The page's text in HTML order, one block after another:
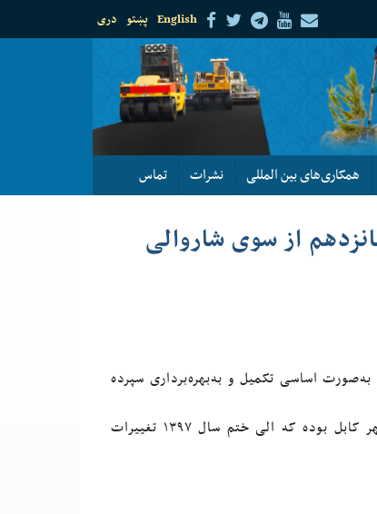
دری پښتو English
همکاری‌های بین المللی نشرات تماس
پانزدهم از سوی شاروالی
اساسی تکمیل و به‌بهره‌برداری سپرده
شاروالی کابل در تلاش فراهم‌آوری سهولت‌های شهری و ترافیکی برای شهریان شهر کابل بوده که الی ختم سال ۱۳۹۷ تغییرات